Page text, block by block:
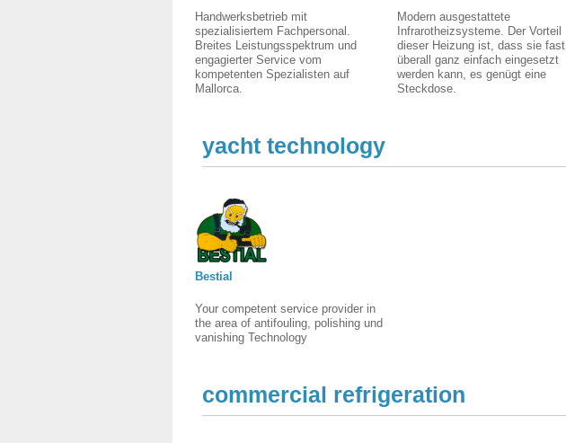
Handwerksbetrieb mit
spezialisiertem Fachpersonal.
Breites Leistungsspektrum und
engagierter Service vom
kompetenten Spezialisten auf
Mallorca.
Modern ausgestattete
Infrarotheizsysteme. Der Vorteil
dieser Heizung ist, dass sie fast
überall ganz einfach eingesetzt
werden kann, es genügt eine
Steckdose.
yacht technology
Bestial
Your competent service provider in
the area of antifouling, polishing und
vanishing Technology
commercial refrigeration